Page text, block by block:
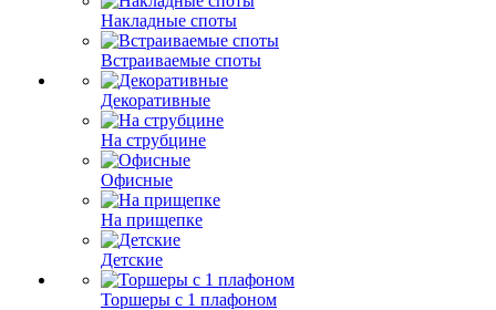
Накладные споты
Встраиваемые споты
Декоративные
На струбцине
Офисные
На прищепке
Детские
Торшеры с 1 плафоном